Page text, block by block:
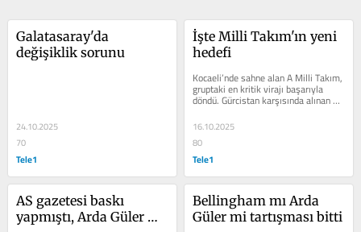
Galatasaray'da
değişiklik sorunu
24.10.2025
70
Tele1
İşte Milli Takım'ın yeni
hedefi
Kocaeli’nde sahne alan A Milli Takım,
gruptaki en kritik virajı başarıyla
döndü. Gürcistan karşısında alınan 4-
1’lik galibiyet, sadece...
16.10.2025
80
Tele1
AS gazetesi baskı
yapmıştı, Arda Güler
Bellingham mı Arda
Güler mi tartışması bitti